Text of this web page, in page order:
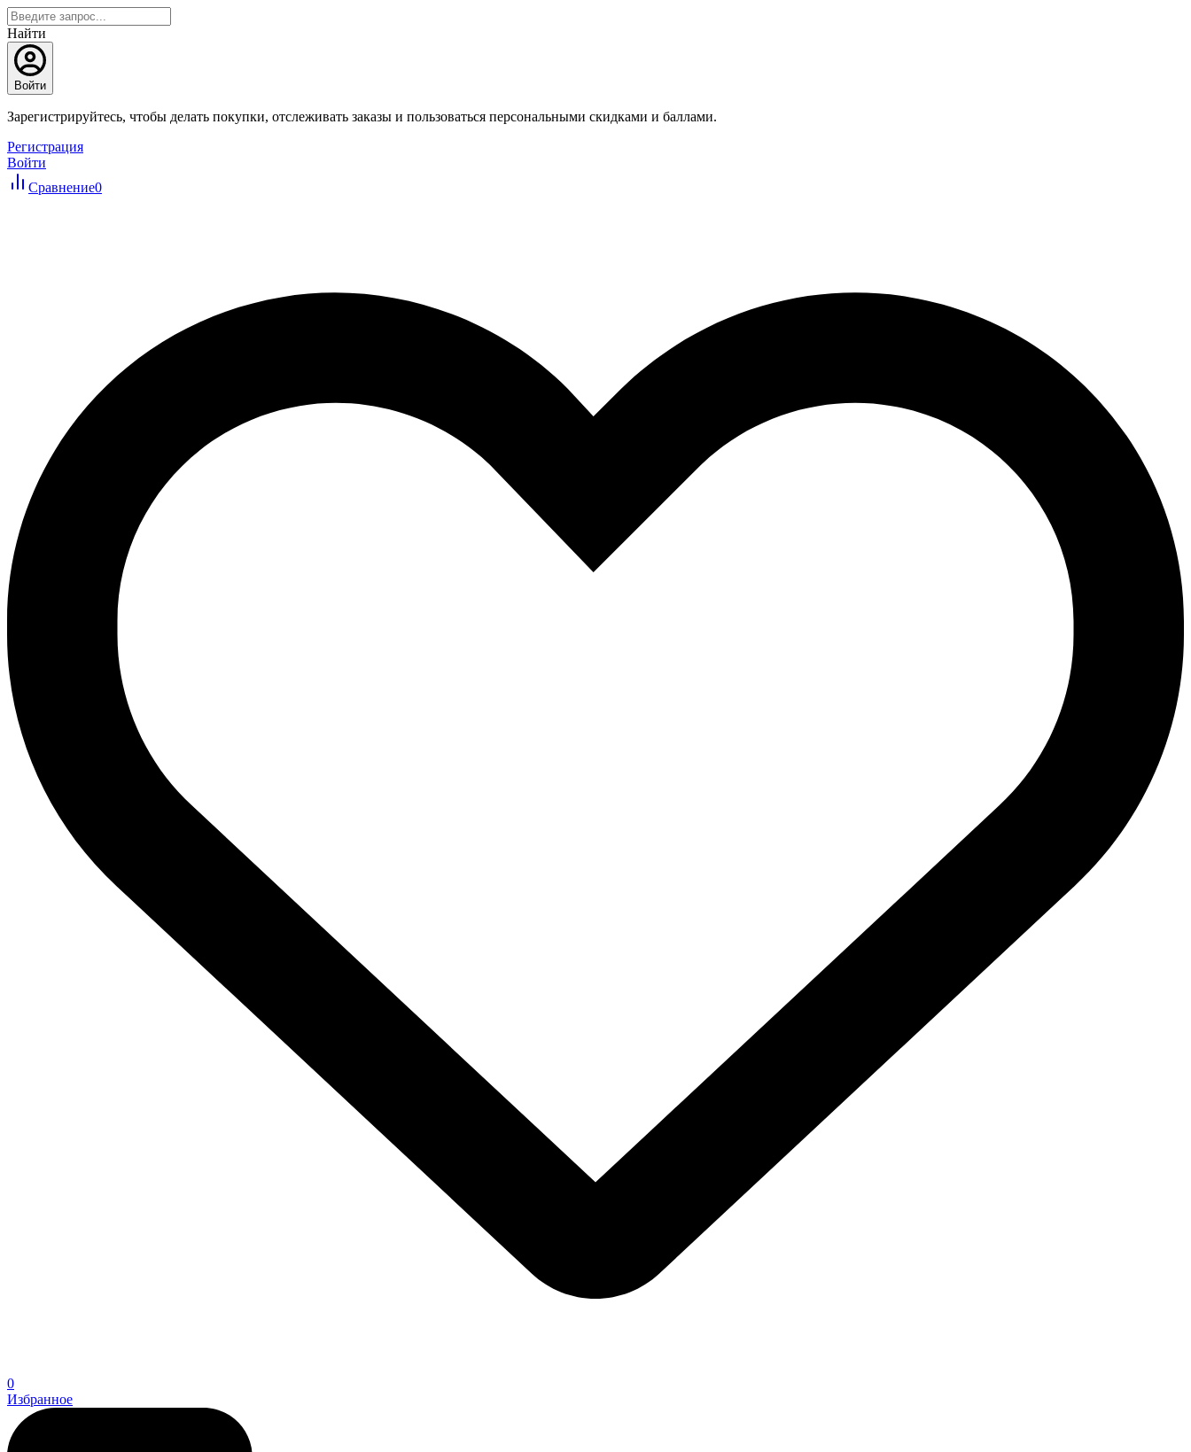
Найти
Войти
Зарегистрируйтесь, чтобы делать покупки, отслеживать заказы и пользоваться персональными скидками и баллами.
Регистрация
Войти
Сравнение0
0
Избранное